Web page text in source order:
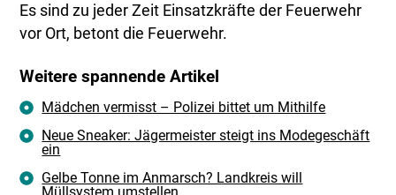
Es sind zu jeder Zeit Einsatzkräfte der Feuerwehr
vor Ort, betont die Feuerwehr.
Weitere spannende Artikel
Mädchen vermisst – Polizei bittet um Mithilfe
Neue Sneaker: Jägermeister steigt ins Modegeschäft
ein
Gelbe Tonne im Anmarsch? Landkreis will